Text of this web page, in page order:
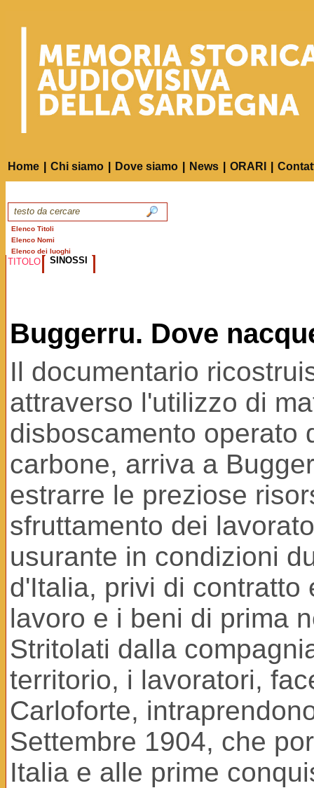
Home Chi siamo Dove siamo News ORARI
Elenco Titoli
Elenco Nomi
Elenco dei luoghi
TITOLO SINOSSI
Buggerru. Dove
Il documentario
attraverso l'utilizzo di
disboscamento operato
carbone, arriva a
estrarre le preziose
sfruttamento dei
usurante in condizioni
d'Italia, privi di
lavoro e i beni di prima
Stritolati dalla
territorio, i lavoratori,
Carloforte,
Settembre 1904, che
Italia e alle prime